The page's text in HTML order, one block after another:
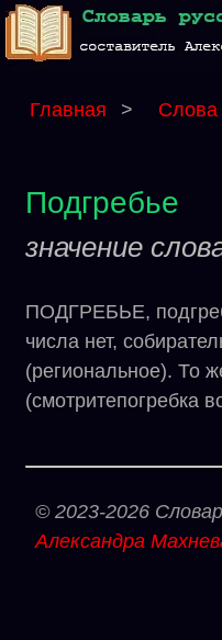
Главная > Слова
Подгребье
значение
ПОДГРЕБЬЕ,
числа нет,
(региональное). То
(смотритепогребка
© 2023-2026
Александра